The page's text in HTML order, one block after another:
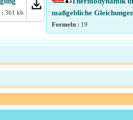
: 361 kb
maßgebliche
Formeln : 19